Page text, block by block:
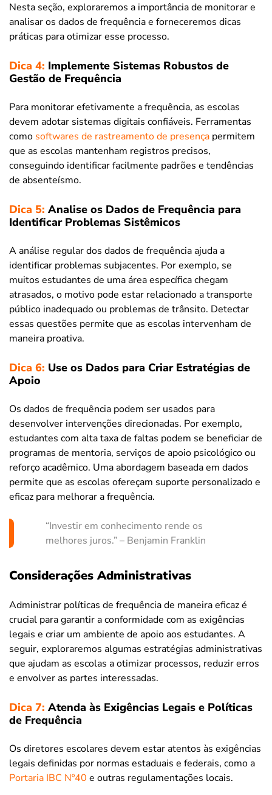
Nesta seção, exploraremos a importância de monitorar e
analisar os dados de frequência e forneceremos dicas
práticas para otimizar esse processo.
Dica 4: Implemente Sistemas Robustos de
Gestão de Frequência
Para monitorar efetivamente a frequência, as escolas
devem adotar sistemas digitais confiáveis. Ferramentas
como softwares de rastreamento de presença permitem
que as escolas mantenham registros precisos,
conseguindo identificar facilmente padrões e tendências
de absenteísmo.
Dica 5: Analise os Dados de Frequência para
Identificar Problemas Sistêmicos
A análise regular dos dados de frequência ajuda a
identificar problemas subjacentes. Por exemplo, se
muitos estudantes de uma área específica chegam
atrasados, o motivo pode estar relacionado a transporte
público inadequado ou problemas de trânsito. Detectar
essas questões permite que as escolas intervenham de
maneira proativa.
Dica 6: Use os Dados para Criar Estratégias de
Apoio
Os dados de frequência podem ser usados para
desenvolver intervenções direcionadas. Por exemplo,
estudantes com alta taxa de faltas podem se beneficiar de
programas de mentoria, serviços de apoio psicológico ou
reforço acadêmico. Uma abordagem baseada em dados
permite que as escolas ofereçam suporte personalizado e
eficaz para melhorar a frequência.
“Investir em conhecimento rende os
melhores juros.” – Benjamin Franklin
Considerações Administrativas
Administrar políticas de frequência de maneira eficaz é
crucial para garantir a conformidade com as exigências
legais e criar um ambiente de apoio aos estudantes. A
seguir, exploraremos algumas estratégias administrativas
que ajudam as escolas a otimizar processos, reduzir erros
e envolver as partes interessadas.
Dica 7: Atenda às Exigências Legais e Políticas
de Frequência
Os diretores escolares devem estar atentos às exigências
legais definidas por normas estaduais e federais, como a
Portaria IBC Nº40 e outras regulamentações locais.